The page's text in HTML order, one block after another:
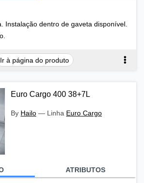
Instalação dentro de gaveta disponível.
Ir à página do produto
Euro Cargo 400 38+7L
By Hailo — Linha Euro Cargo
ATRIBUTOS